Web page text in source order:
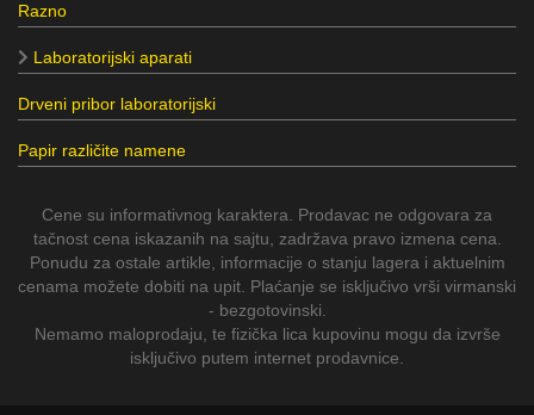
Razno
Laboratorijski aparati
Drveni pribor laboratorijski
Papir različite namene
Cene su informativnog karaktera. Prodavac ne odgovara za
tačnost cena iskazanih na sajtu, zadržava pravo izmena cena.
Ponudu za ostale artikle, informacije o stanju lagera i aktuelnim
cenama možete dobiti na upit. Plaćanje se isključivo vrši virmanski
- bezgotovinski.
Nemamo maloprodaju, te fizička lica kupovinu mogu da izvrše
isključivo putem internet prodavnice.